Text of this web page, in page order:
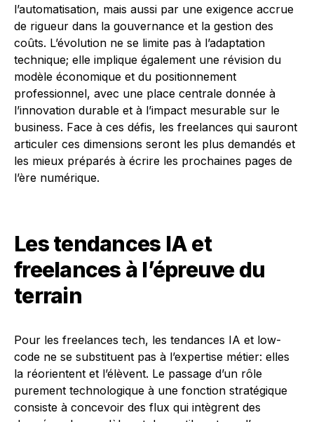
l’automatisation, mais aussi par une exigence accrue
de rigueur dans la gouvernance et la gestion des
coûts. L’évolution ne se limite pas à l’adaptation
technique; elle implique également une révision du
modèle économique et du positionnement
professionnel, avec une place centrale donnée à
l’innovation durable et à l’impact mesurable sur le
business. Face à ces défis, les freelances qui sauront
articuler ces dimensions seront les plus demandés et
les mieux préparés à écrire les prochaines pages de
l’ère numérique.
Les tendances IA et
freelances à l’épreuve du
terrain
Pour les freelances tech, les tendances IA et low-
code ne se substituent pas à l’expertise métier: elles
la réorientent et l’élèvent. Le passage d’un rôle
purement technologique à une fonction stratégique
consiste à concevoir des flux qui intègrent des